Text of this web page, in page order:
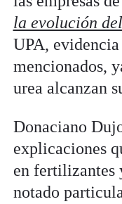
la evolución
UPA,
mencionados,
urea alcanzan
Donaciano
explicaciones
en fertilizantes
notado